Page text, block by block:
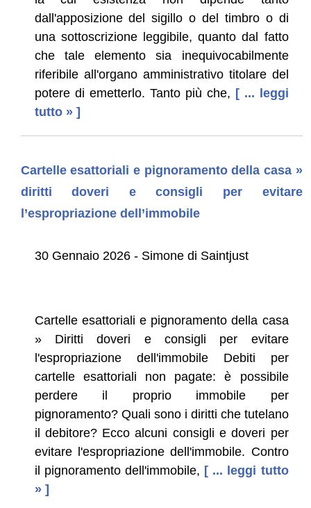
dall'apposizione del sigillo o del timbro o di
una sottoscrizione leggibile, quanto dal fatto
che tale elemento sia inequivocabilmente
riferibile all'organo amministrativo titolare del
potere di emetterlo. Tanto più che, [ ... leggi
tutto » ]
Cartelle esattoriali e pignoramento della casa »
diritti doveri e consigli per evitare
l’espropriazione dell’immobile
30 Gennaio 2026 - Simone di Saintjust
Cartelle esattoriali e pignoramento della casa
» Diritti doveri e consigli per evitare
l'espropriazione dell'immobile Debiti per
cartelle esattoriali non pagate: è possibile
perdere il proprio immobile per
pignoramento? Quali sono i diritti che tutelano
il debitore? Ecco alcuni consigli e doveri per
evitare l'espropriazione dell'immobile. Contro
il pignoramento dell'immobile, [ ... leggi tutto
» ]